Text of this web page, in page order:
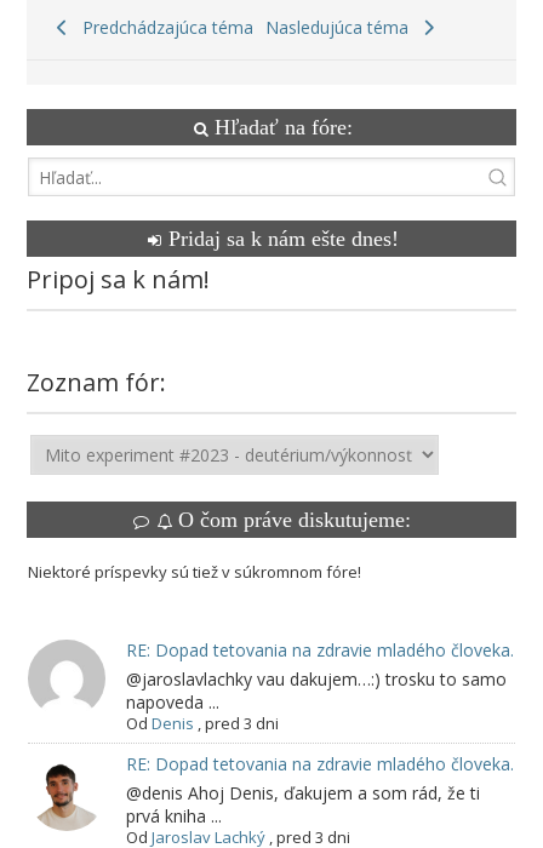
Predchádzajúca téma Nasledujúca téma
Hľadať na fóre:
Pridaj sa k nám ešte dnes!
Pripoj sa k nám!
Zoznam fór:
O čom práve diskutujeme:
Niektoré príspevky sú tiež v súkromnom fóre!
RE: Dopad tetovania na zdravie mladého človeka.
@jaroslavlachky vau dakujem…:) trosku to samo
napoveda ...
Od Denis ,pred 3 dni
RE: Dopad tetovania na zdravie mladého človeka.
@denis Ahoj Denis, ďakujem a som rád, že ti
prvá kniha ...
Od Jaroslav Lachký,pred 3 dni